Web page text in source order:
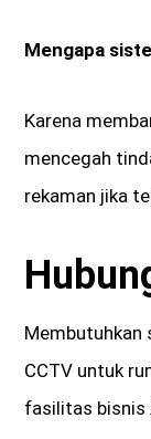
Mengapa
Karena
mencegah
rekaman jika
Membutuhkan
CCTV untuk
fasilitas bisnis